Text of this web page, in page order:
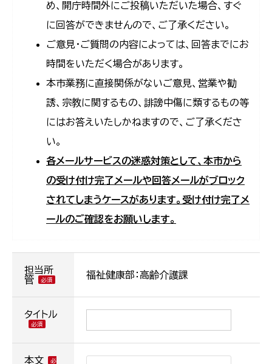
め、開庁時間外にご投稿いただいた場合、すぐ
に回答ができませんので、ご了承ください。
ご意見・ご質問の内容によっては、回答までにお
時間をいただく場合があります。
本市業務に直接関係がないご意見、営業や勧
誘、宗教に関するもの、誹謗中傷に類するもの等
にはお答えいたしかねますので、ご了承くださ
い。
各メールサービスの迷惑対策として、本市から
の受け付け完了メールや回答メールがブロック
されてしまうケースがあります。受け付け完了メ
ールのご確認をお願いします。
担当所
管
福祉健康部：高齢介護課
タイトル
本文